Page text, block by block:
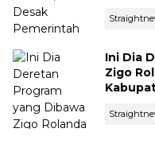
Ini Dia
Zigo